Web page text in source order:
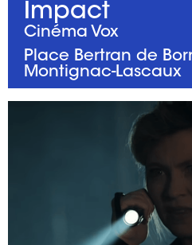
Impact
Cinéma Vox
Place Bertran de
Montignac-Lascaux